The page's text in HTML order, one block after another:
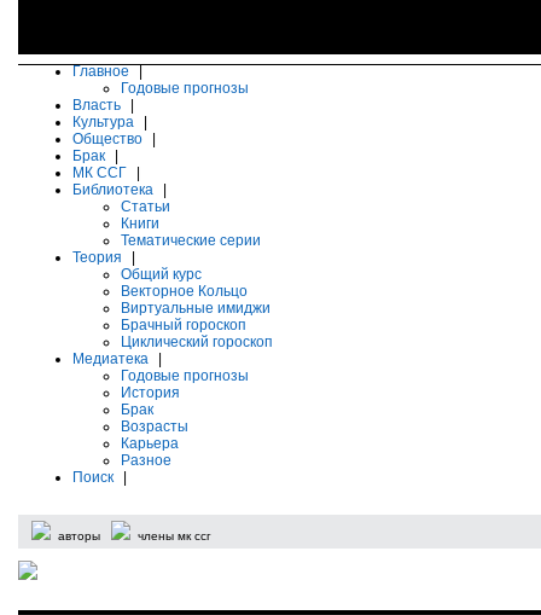
Главное
Годовые прогнозы
Власть
Культура
Общество
Брак
МК ССГ
Библиотека
Статьи
Книги
Тематические серии
Теория
Общий курс
Векторное Кольцо
Виртуальные имиджи
Брачный гороскоп
Циклический гороскоп
Медиатека
Годовые прогнозы
История
Брак
Возрасты
Карьера
Разное
Поиск
авторы члены мк ссг